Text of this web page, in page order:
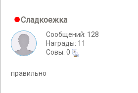
Сладкоежка
Сообщений: 128
Награды: 11
Cовы: 0
правильно